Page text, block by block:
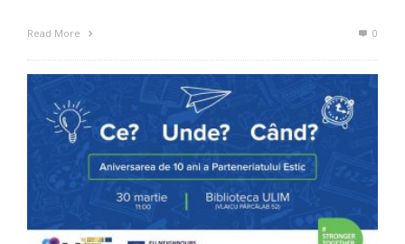
Read More 0